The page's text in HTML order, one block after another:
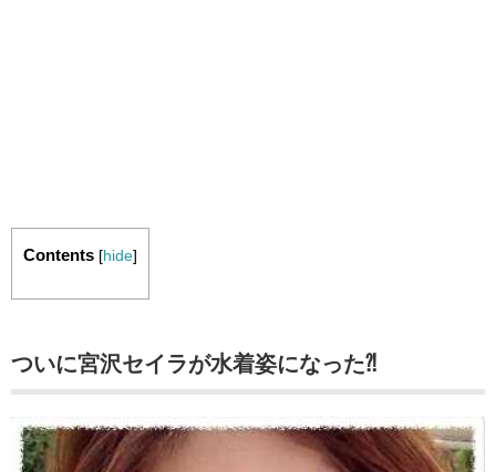
Contents [hide]
ついに宮沢セイラが水着姿になった⁈